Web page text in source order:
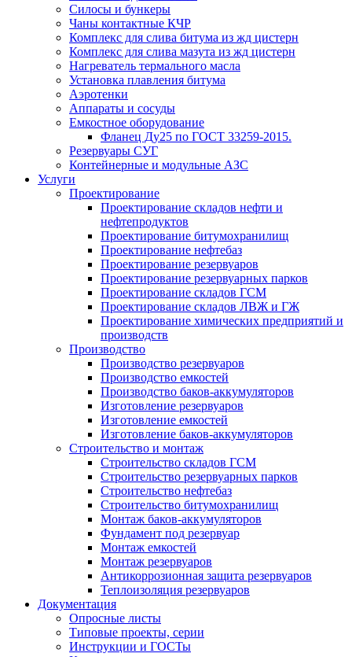
Силосы и бункеры
Чаны контактные КЧР
Комплекс для слива битума из жд цистерн
Комплекс для слива мазута из жд цистерн
Нагреватель термального масла
Установка плавления битума
Аэротенки
Аппараты и сосуды
Емкостное оборудование
Фланец Ду25 по ГОСТ 33259-2015.
Резервуары СУГ
Контейнерные и модульные АЗС
Услуги
Проектирование
Проектирование складов нефти и
нефтепродуктов
Проектирование битумохранилищ
Проектирование нефтебаз
Проектирование резервуаров
Проектирование резервуарных парков
Проектирование складов ГСМ
Проектирование складов ЛВЖ и ГЖ
Проектирование химических предприятий и
производств
Производство
Производство резервуаров
Производство емкостей
Производство баков-аккумуляторов
Изготовление резервуаров
Изготовление емкостей
Изготовление баков-аккумуляторов
Строительство и монтаж
Строительство складов ГСМ
Строительство резервуарных парков
Строительство нефтебаз
Строительство битумохранилищ
Монтаж баков-аккумуляторов
Фундамент под резервуар
Монтаж емкостей
Монтаж резервуаров
Антикоррозионная защита резервуаров
Теплоизоляция резервуаров
Документация
Опросные листы
Типовые проекты, серии
Инструкции и ГОСТы